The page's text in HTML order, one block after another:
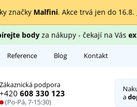
značky Malfini. Akce trvá jen do 16.8.
bodyza nákupy - čekají na Vás
Reference Blog Kontakt
Zákaznická podpora
+420 608 330 123
(Po-Pá, 7-15:30)
a